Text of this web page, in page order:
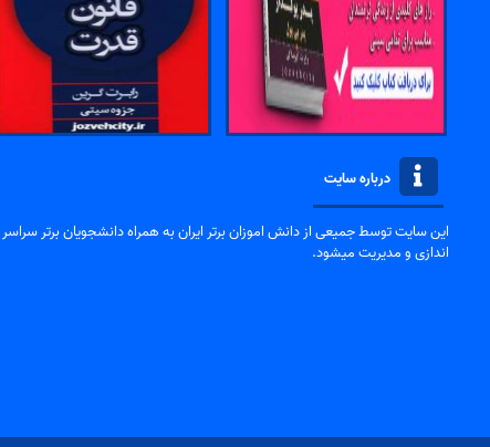
درباره سایت
این سایت توسط جمیعی از دانش اموزان برتر ایران به همراه دانشجویان برتر
اندازی و مدیریت میشود.